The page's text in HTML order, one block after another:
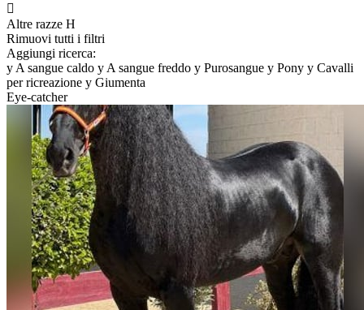

Altre razze H
Rimuovi tutti i filtri
Aggiungi ricerca:
y A sangue caldo y A sangue freddo y Purosangue y Pony y Cavalli
per ricreazione y Giumenta
Eye-catcher